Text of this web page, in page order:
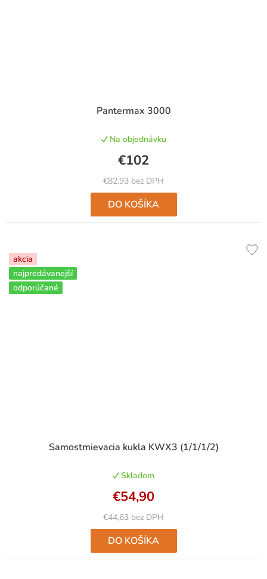
Pantermax 3000
Na objednávku
€82,93 bez DPH
€102
DO KOŠÍKA
akcia
najpredávanejší
odporúčané
Samostmievacia kukla KWX3 (1/1/1/2)
Skladom
€44,63 bez DPH
€54,90
DO KOŠÍKA